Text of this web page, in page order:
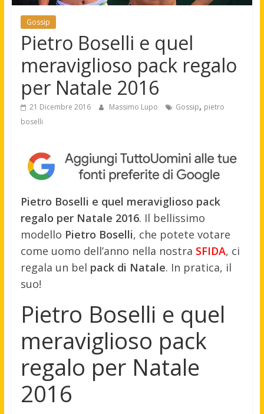
Gossip
Pietro Boselli e quel
meraviglioso pack regalo
per Natale 2016
21 Dicembre 2016 Massimo Lupo Gossip, pietro
boselli
Pietro Boselli e quel meraviglioso pack
regalo per Natale 2016. Il bellissimo
modello Pietro Boselli, che potete votare
come uomo dell’anno nella nostra SFIDA, ci
regala un bel pack di Natale. In pratica, il
suo!
Pietro Boselli e quel
meraviglioso pack
regalo per Natale
2016